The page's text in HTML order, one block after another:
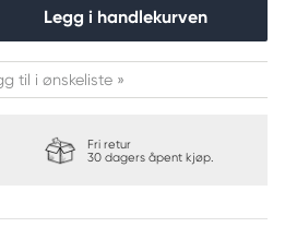
Legg i handlekurven
til i ønskeliste »
Fri retur
30 dagers åpent kjøp.